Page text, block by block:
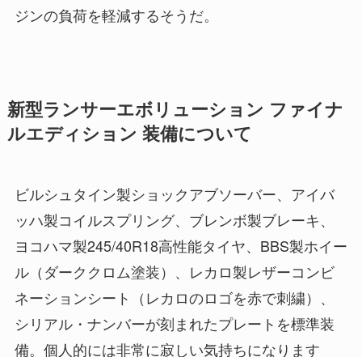
ジンの負荷を軽減するそうだ。
新型ランサーエボリューション ファイナ
ルエディション 装備について
ビルシュタイン製ショックアブソーバー、アイバ
ッハ製コイルスプリング、ブレンボ製ブレーキ、
ヨコハマ製245/40R18高性能タイヤ、BBS製ホイー
ル（ダーククロム塗装）、レカロ製レザーコンビ
ネーションシート（レカロのロゴを赤で刺繍）、
シリアル・ナンバーが刻まれたプレートを標準装
備。個人的には非常に寂しい気持ちになります